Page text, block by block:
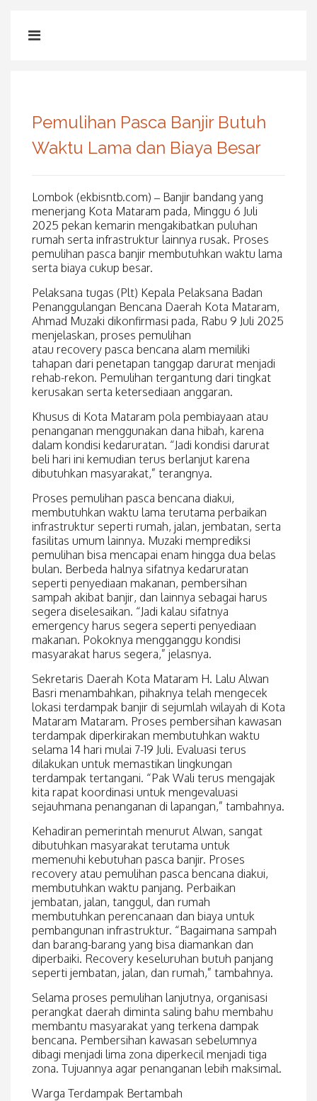
Pemulihan Pasca Banjir Butuh
Waktu Lama dan Biaya Besar
Lombok (ekbisntb.com) – Banjir bandang yang
menerjang Kota Mataram pada, Minggu 6 Juli
2025 pekan kemarin mengakibatkan puluhan
rumah serta infrastruktur lainnya rusak. Proses
pemulihan pasca banjir membutuhkan waktu lama
serta biaya cukup besar.
Pelaksana tugas (Plt) Kepala Pelaksana Badan
Penanggulangan Bencana Daerah Kota Mataram,
Ahmad Muzaki dikonfirmasi pada, Rabu 9 Juli 2025
menjelaskan, proses pemulihan
atau recovery pasca bencana alam memiliki
tahapan dari penetapan tanggap darurat menjadi
rehab-rekon. Pemulihan tergantung dari tingkat
kerusakan serta ketersediaan anggaran.
Khusus di Kota Mataram pola pembiayaan atau
penanganan menggunakan dana hibah, karena
dalam kondisi kedaruratan. “Jadi kondisi darurat
beli hari ini kemudian terus berlanjut karena
dibutuhkan masyarakat,” terangnya.
Proses pemulihan pasca bencana diakui,
membutuhkan waktu lama terutama perbaikan
infrastruktur seperti rumah, jalan, jembatan, serta
fasilitas umum lainnya. Muzaki memprediksi
pemulihan bisa mencapai enam hingga dua belas
bulan. Berbeda halnya sifatnya kedaruratan
seperti penyediaan makanan, pembersihan
sampah akibat banjir, dan lainnya sebagai harus
segera diselesaikan. “Jadi kalau sifatnya
emergency harus segera seperti penyediaan
makanan. Pokoknya mengganggu kondisi
masyarakat harus segera,” jelasnya.
Sekretaris Daerah Kota Mataram H. Lalu Alwan
Basri menambahkan, pihaknya telah mengecek
lokasi terdampak banjir di sejumlah wilayah di Kota
Mataram Mataram. Proses pembersihan kawasan
terdampak diperkirakan membutuhkan waktu
selama 14 hari mulai 7-19 Juli. Evaluasi terus
dilakukan untuk memastikan lingkungan
terdampak tertangani. “Pak Wali terus mengajak
kita rapat koordinasi untuk mengevaluasi
sejauhmana penanganan di lapangan,” tambahnya.
Kehadiran pemerintah menurut Alwan, sangat
dibutuhkan masyarakat terutama untuk
memenuhi kebutuhan pasca banjir. Proses
recovery atau pemulihan pasca bencana diakui,
membutuhkan waktu panjang. Perbaikan
jembatan, jalan, tanggul, dan rumah
membutuhkan perencanaan dan biaya untuk
pembangunan infrastruktur. “Bagaimana sampah
dan barang-barang yang bisa diamankan dan
diperbaiki. Recovery keseluruhan butuh panjang
seperti jembatan, jalan, dan rumah,” tambahnya.
Selama proses pemulihan lanjutnya, organisasi
perangkat daerah diminta saling bahu membahu
membantu masyarakat yang terkena dampak
bencana. Pembersihan kawasan sebelumnya
dibagi menjadi lima zona diperkecil menjadi tiga
zona. Tujuannya agar penanganan lebih maksimal.
Warga Terdampak Bertambah